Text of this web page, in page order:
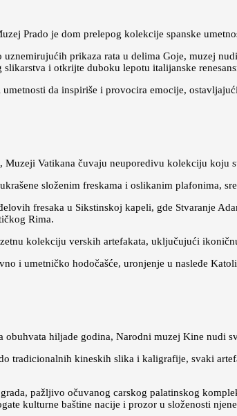
Prado je dom prelepog kolekcije spanske
uznemirujućih prikaza rata u delima Goje, muzej
i otkrijte duboku lepotu italijanske
da inspiriše i provocira emocije,
Muzeji Vatikana čuvaju neuporedivu kolekciju koju
složenim freskama i oslikanim plafonima,
fresaka u Sikstinskoj kapeli, gde Stvaranje
Rima.
kolekciju verskih artefakata, uključujući
i umetničko hodočašće, uronjenje u nasleđe
obuhvata hiljade godina, Narodni muzej Kine nudi
tradicionalnih kineskih slika i kaligrafije, svaki
pažljivo očuvanog carskog palatinskog
kulturne baštine nacije i prozor u složenosti